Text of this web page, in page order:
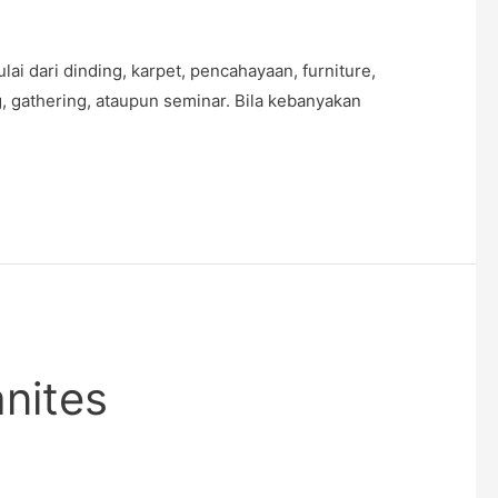
dari dinding, karpet, pencahayaan, furniture,
ataupun seminar. Bila kebanyakan